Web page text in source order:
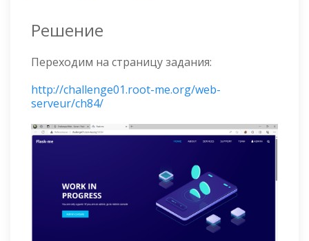
Решение
Переходим на страницу задания:
http://challenge01.root-me.org/web-
serveur/ch84/